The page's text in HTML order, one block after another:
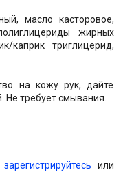
масло касторовое,
жирных
каприк триглицерид,
на кожу рук, дайте
Не требует смывания.
зарегистрируйтесь или